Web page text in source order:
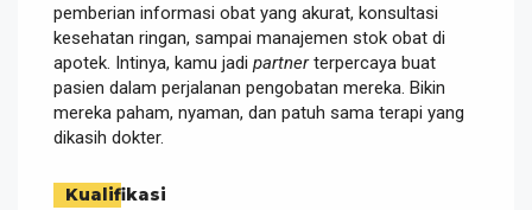
pemberian informasi obat yang akurat, konsultasi
kesehatan ringan, sampai manajemen stok obat di
apotek. Intinya, kamu jadi partnerterpercaya buat
pasien dalam perjalanan pengobatan mereka. Bikin
mereka paham, nyaman, dan patuh sama terapi yang
dikasih dokter.
Kualifikasi